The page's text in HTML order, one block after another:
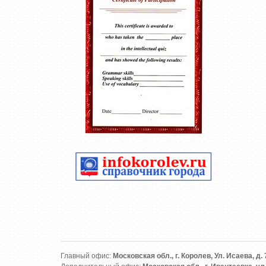
Главный офис: Московская обл., г. Королев, Ул. Исаева, д.